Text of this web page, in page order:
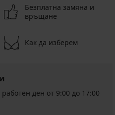
Безплатна замяна и
връщане
Как да изберем
ден от 9:00 до 17:00